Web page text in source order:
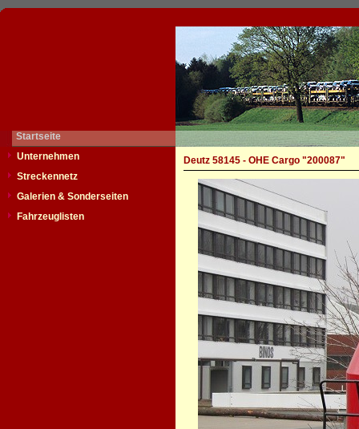
Startseite
Unternehmen
Streckennetz
Galerien & Sonderseiten
Fahrzeuglisten
Deutz 58145 - OHE Cargo "200087"